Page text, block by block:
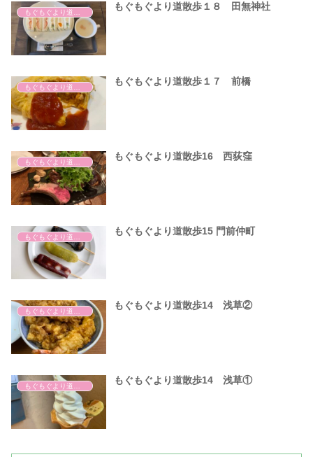
もぐもぐより道散歩
もぐもぐより道散歩１８ 田無神社
もぐもぐより道散歩１７ 前橋
もぐもぐより道散歩16 西荻窪
もぐもぐより道散歩15 門前仲町
もぐもぐより道散歩
もぐもぐより道散歩14 浅草②
もぐもぐより道散歩14 浅草①